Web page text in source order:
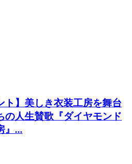
ト】美しき衣装工房を舞台
の人生賛歌『ダイヤモンド
』...